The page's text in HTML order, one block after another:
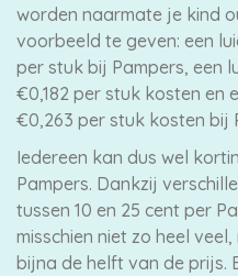
worden naarmate je kind
voorbeeld te geven: een
per stuk bij Pampers, een
€0,182 per stuk kosten en
€0,263 per stuk kosten bij
Iedereen kan dus wel
Pampers. Dankzij
tussen 10 en 25 cent per
misschien niet zo heel
bijna de helft van de prijs.